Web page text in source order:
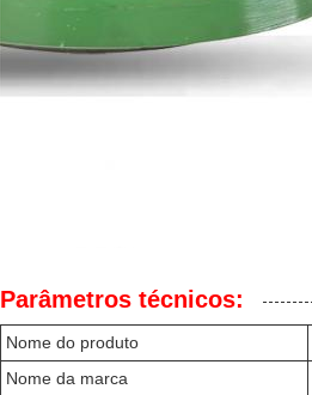
Parâmetros técnicos:
Nome do produto
Nome da marca